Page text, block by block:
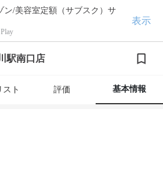
ン/美容室定額（サブスク）サ
表示
駅南口店
スト 評価 基本情報